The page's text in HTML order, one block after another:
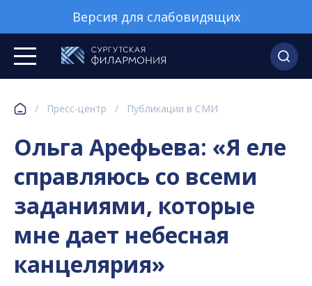
Версия для слабовидящих
/ Пресс-центр / Публикации в СМИ
Ольга Арефьева: «Я еле
справляюсь со всеми
заданиями, которые
мне дает небесная
канцелярия»